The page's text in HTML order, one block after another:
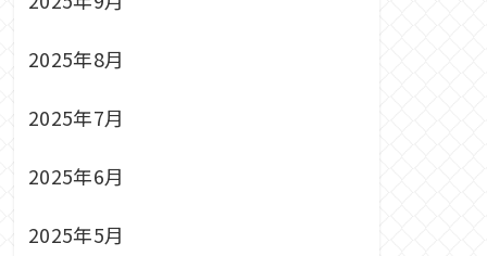
2025年8月
2025年7月
2025年6月
2025年5月